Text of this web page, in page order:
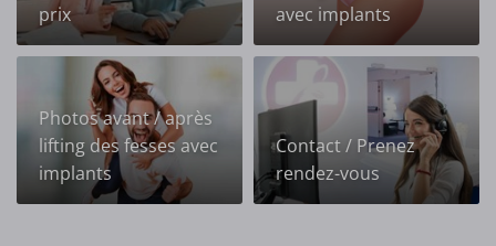
prix
avec implants
Photos avant / après
lifting des fesses avec
implants
Contact / Prenez
rendez-vous